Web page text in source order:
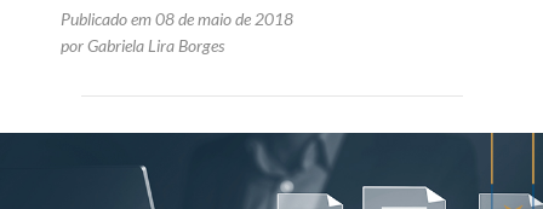
Zênite in Company
Receba por RSS
Publicado em 08 de maio de 2018
por Gabriela Lira Borges